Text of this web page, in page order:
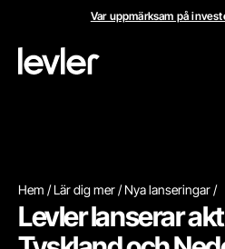
Var uppmärksam på
Header.toStartPagee
Hem Lär dig mer Nya lanseringar
Levler lanserar